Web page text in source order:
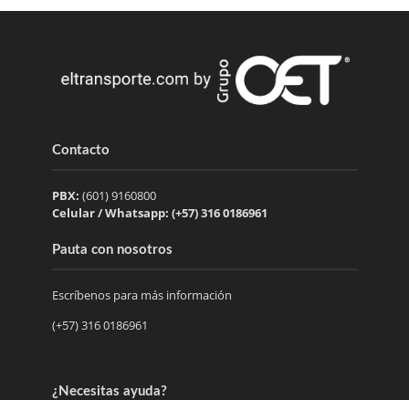
Contacto
PBX: (601) 9160800
Celular / Whatsapp: (+57) 316 0186961
Pauta con nosotros
Escríbenos para más información
(+57) 316 0186961
¿Necesitas ayuda?